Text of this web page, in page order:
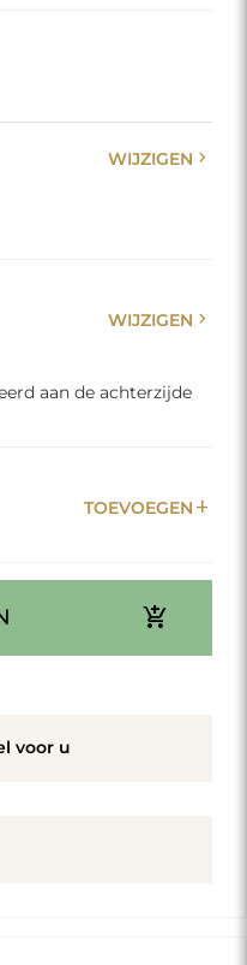
WIJZIGEN chevron_right
WIJZIGEN chevron_right
aan de achterzijde
TOEVOEGEN add
add_shopping_cart
voor u